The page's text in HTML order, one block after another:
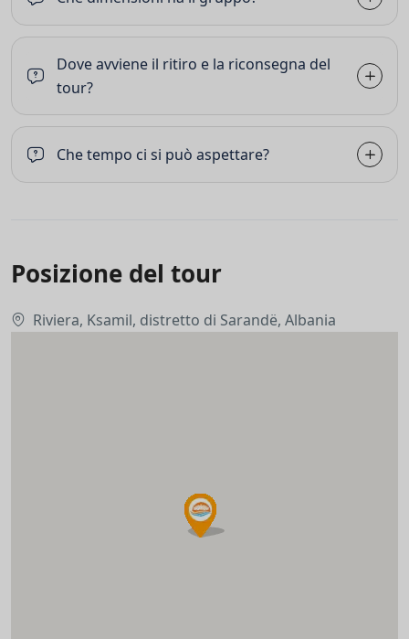
Dove avviene il ritiro e la riconsegna del
tour?
Che tempo ci si può aspettare?
Posizione del tour
Riviera, Ksamil, distretto di Sarandë, Albania